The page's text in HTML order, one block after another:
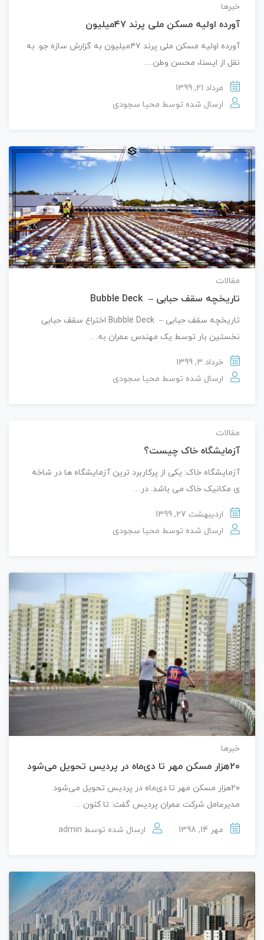
خبرها
آورده اولیه مسکن ملی پرند ۴۷میلیون
آورده اولیه مسکن ملی پرند ۴۷میلیون به گزارش سازه جو: به
نقل از ایسنا، محسن وطن…
مرداد 21, 1399
ارسال شده توسط محیا سجودی
مقالات
تاریخچه سقف حبابی – Bubble Deck
تاریخچه سقف حبابی – Bubble Deck اختراع سقف حبابی
نخستین بار توسط یک مهندس عمران به…
خرداد 3, 1399
ارسال شده توسط محیا سجودی
مقالات
آزمایشگاه خاک چیست؟
آزمایشگاه خاک: یکی از پرکاربرد ترین آزمایشگاه ها در شاخه
ی مکانیک خاک می باشد. در…
اردیبهشت 27, 1399
ارسال شده توسط محیا سجودی
خبرها
۲۰هزار مسکن مهر تا دی‌ماه در پردیس تحویل می‌شود
۲۰هزار مسکن مهر تا دی‌ماه در پردیس تحویل می‌شود
مدیرعامل شرکت عمران پردیس گفت: تا کنون…
مهر 14, 1398 ارسال شده توسط admin